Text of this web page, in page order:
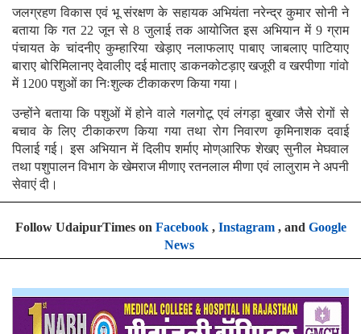
जलग्रहण विकास एवं भू संरक्षण के सहायक अभियंता नरेन्द्र कुमार सोनी ने
बताया कि गत 22 जून से 8 जुलाई तक आयोजित इस अभियान में 9 ग्राम
पंचायत के चांदनीए कुम्हारिया खेड़ाए नलाफलाए पाबाए जाबलाए पाटियाए
बाराए बोरिमिलानए देवालीए दई माताए डाकनकोटड़ाए खजूरी व खरपीणा गांवो
में 1200 पशुओं का निःशुल्क टीकाकरण किया गया।
उन्होंने बताया कि पशुओं में होने वाले गलगोटू एवं लंगड़ा बुखार जैसे रोगों से
बचाव के लिए टीकाकरण किया गया तथा रोग निवारण कृमिनाशक दवाई
पिलाई गई। इस अभियान में दिलीप शर्माए मोण्आरिफ शेखए सुनील मेघवाल
तथा पशुपालन विभाग के खेमराज मीणाए रतनलाल मीणा एवं लालुराम ने अपनी
सेवाएं दी।
Follow UdaipurTimes on Facebook, Instagram, and Google
News